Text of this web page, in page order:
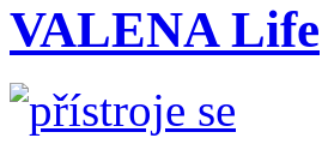
VALENA Life